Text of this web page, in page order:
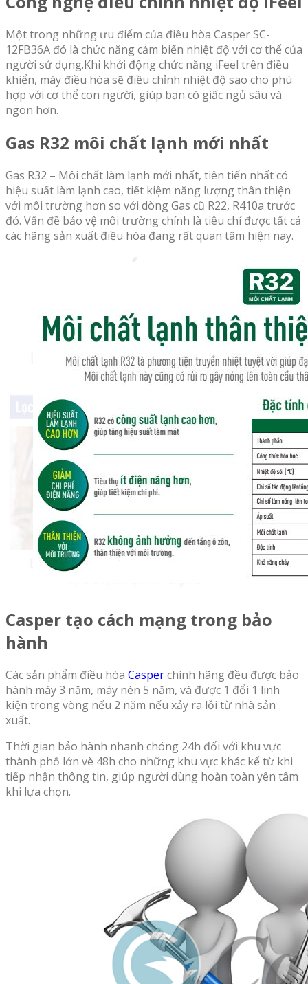
Một trong những ưu điểm của điều hòa Casper SC-
12FB36A đó là chức năng cảm biến nhiệt độ với cơ thể của
người sử dụng.Khi khởi động chức năng iFeel trên điều
khiển, máy điều hòa sẽ điều chỉnh nhiệt độ sao cho phù
hợp với cơ thể con người, giúp bạn có giấc ngủ sâu và
ngon hơn.
Gas R32 môi chất lạnh mới nhất
Gas R32 – Môi chất làm lạnh mới nhất, tiên tiến nhất có
hiệu suất làm lạnh cao, tiết kiệm năng lượng thân thiện
với môi trường hơn so với dòng Gas cũ R22, R410a trước
đó. Vấn đề bảo vệ môi trường chính là tiêu chí được tất cả
các hãng sản xuất điều hòa đang rất quan tâm hiện nay.
Casper tạo cách mạng trong bảo
hành
Các sản phẩm điều hòa Casperchính hãng đều được bảo
hành máy 3 năm, máy nén 5 năm, và được 1 đổi 1 linh
kiện trong vòng nếu 2 năm nếu xảy ra lỗi từ nhà sản
xuất.
Thời gian bảo hành nhanh chóng 24h đối với khu vực
thành phố lớn vè 48h cho những khu vực khác kể từ khi
tiếp nhận thông tin, giúp người dùng hoàn toàn yên tâm
khi lựa chọn.